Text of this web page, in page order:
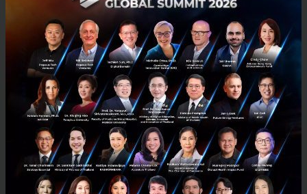
ไซเบอร์ รับมือภัยควอนตัม (Q-Day) ด้วยแนวคิด 'First-Mover
Disadvantage' และการสู้กับภัยต้มตุ๋นที่ 'มนุษย์' คือจุดอ...
พฤศจิกายน 12, 2025| ByTechsauce Team
Based On AI CSA Scams Q-Day